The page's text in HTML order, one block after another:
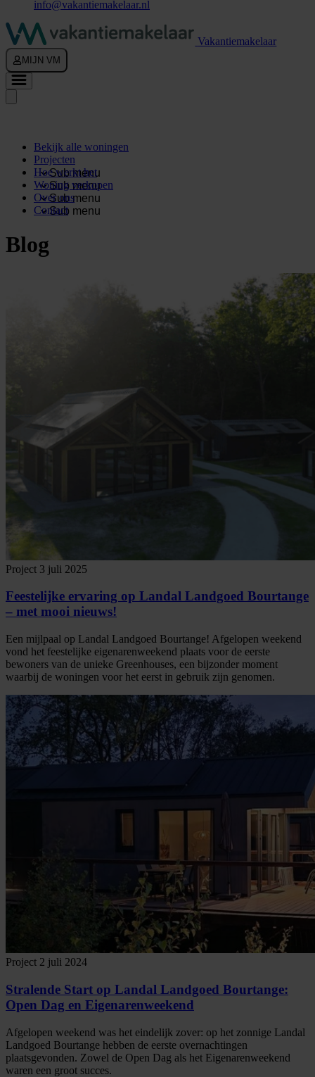
info@vakantiemakelaar.nl
Vakantiemakelaar
MIJN VM
Bekijk alle woningen
Projecten
Sub menu
Hoe werkt het
Sub menu
Woning verkopen
Sub menu
Over ons
Sub menu
Contact
Blog
Project 3 juli 2025
Feestelijke ervaring op Landal Landgoed Bourtange
– met mooi nieuws!
Een mijlpaal op Landal Landgoed Bourtange! Afgelopen weekend
vond het feestelijke eigenarenweekend plaats voor de eerste
bewoners van de unieke Greenhouses, een bijzonder moment
waarbij de woningen voor het eerst in gebruik zijn genomen.
Project 2 juli 2024
Stralende Start op Landal Landgoed Bourtange:
Open Dag en Eigenarenweekend
Afgelopen weekend was het eindelijk zover: op het zonnige Landal
Landgoed Bourtange hebben de eerste overnachtingen
plaatsgevonden. Zowel de Open Dag als het Eigenarenweekend
waren een groot succes.